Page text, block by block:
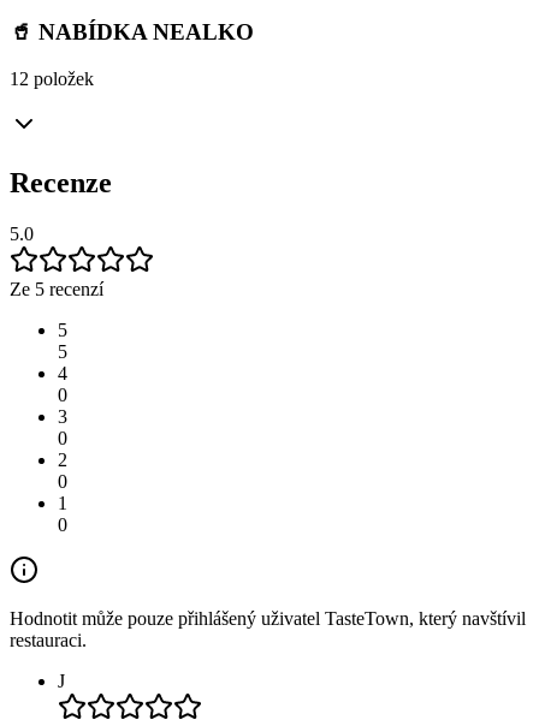
🥤 NABÍDKA NEALKO
12 položek
Recenze
5.0
Ze 5 recenzí
5
5
4
0
3
0
2
0
1
0
Hodnotit může pouze přihlášený uživatel TasteTown, který navštívil
restauraci.
J